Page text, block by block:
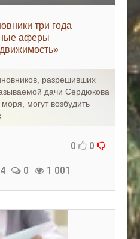
три года
аферы
разрешивших
дачи Сердюкова
могут возбудить
0 0
0 1 001